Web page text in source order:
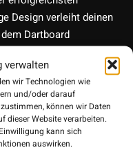
verwalten
wir Technologien wie
und/oder darauf
können wir Daten
dieser Website verarbeiten.
kann sich
auswirken.
Design verleiht deinen
Dartboard
eine stabile Flugbahn der
Würfen beiträgt. Sie
bei intensivem